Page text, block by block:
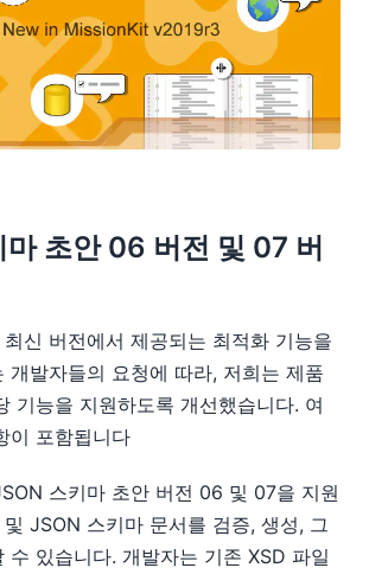
초안 06 버전 및 07 버
신 버전에서 제공되는 최적화 기능을
개발자들의 요청에 따라, 저희는 제품
기능을 지원하도록 개선했습니다. 여
이 포함됩니다
스키마 초안 버전 06 및 07을 지원
JSON 스키마 문서를 검증, 생성, 그
수 있습니다. 개발자는 기존 XSD 파일